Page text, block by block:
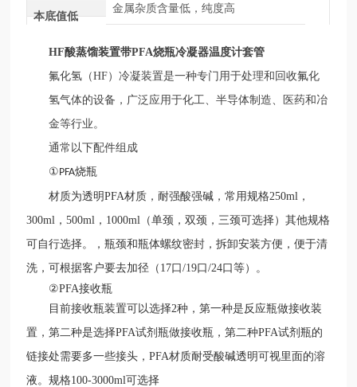
本底值低
金属杂质含量低，纯度高
HF酸蒸馏装置带PFA烧瓶冷凝器温度计套管
氟化氢（HF）冷凝装置是一种专门用于处理和回收氟化
氢气体的设备，广泛应用于化工、半导体制造、医药和冶
金等行业。
通常以下配件组成
① PFA烧瓶
材质为透明PFA材质，耐强酸强碱，常用规格250ml，
300ml，500ml，1000ml（单颈，双颈，三颈可选择）其他规格
可自行选择。，瓶颈和瓶体螺纹密封，拆卸安装方便，便于清
洗，可根据客户要去加径（17口/19口/24口等）。
②PFA接收瓶
目前接收瓶装置可以选择2种，第一种是反应瓶做接收装
置，第二种是选择PFA试剂瓶做接收瓶，第二种PFA试剂瓶的
链接处需要多一些接头，PFA材质耐受酸碱透明可视里面的溶
液。规格100-3000ml可选择